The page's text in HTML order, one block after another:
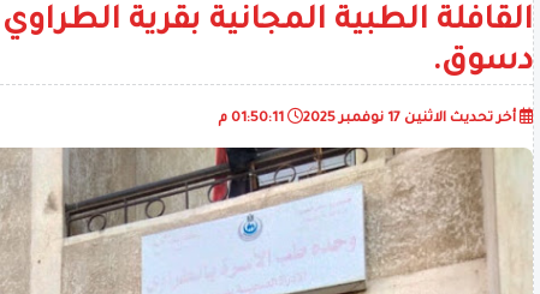
القافلة الطبية المجانية بقرية
دسوق.
أخر تحديث الاثنين 17 نوفمبر 2025